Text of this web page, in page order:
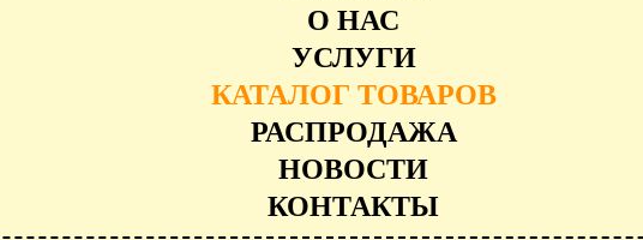
О НАС
УСЛУГИ
КАТАЛОГ ТОВАРОВ
РАСПРОДАЖА
НОВОСТИ
КОНТАКТЫ